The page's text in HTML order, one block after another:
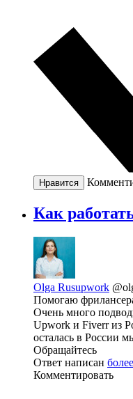
Нравится
Как
Olga Rusupwork
Помогаю
Очень много
Upwork и Fiverr из
осталась в России
Обращайтесь
Ответ написан
Комментировать